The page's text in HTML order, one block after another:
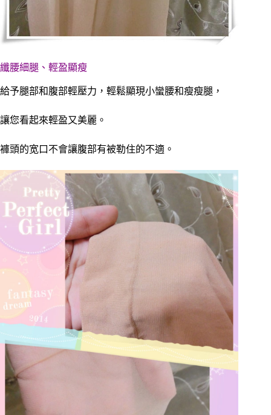
纖腰細腿、輕盈顯瘦
給予腿部和腹部輕壓力，輕鬆顯現小蠻腰和瘦瘦腿，
讓您看起來輕盈又美麗。
褲頭的宽口不會讓腹部有被勒住的不適。